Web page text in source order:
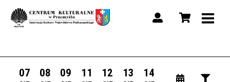
07 08 09 11 12 13 14